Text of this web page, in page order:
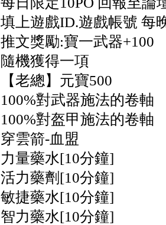
填上遊戲ID.遊戲帳號 每
推文獎勵:寶一武器+100
隨機獲得一項
【老總】元寶500
100%對武器施法的卷軸
100%對盔甲施法的卷軸
穿雲箭-血盟
力量藥水[10分鐘]
活力藥劑[10分鐘]
敏捷藥水[10分鐘]
智力藥水[10分鐘]